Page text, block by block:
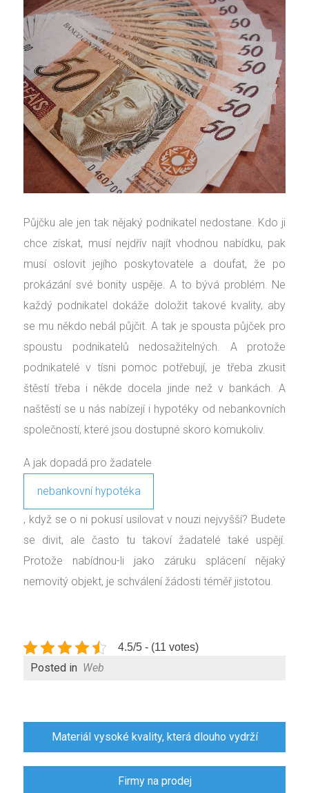
Půjčku ale jen tak nějaký podnikatel nedostane. Kdo ji
chce získat, musí nejdřív najít vhodnou nabídku, pak
musí oslovit jejího poskytovatele a doufat, že po
prokázání své bonity uspěje. A to bývá problém. Ne
každý podnikatel dokáže doložit takové kvality, aby
se mu někdo nebál půjčit. A tak je spousta půjček pro
spoustu podnikatelů nedosažitelných. A protože
podnikatelé v tísni pomoc potřebují, je třeba zkusit
štěstí třeba i někde docela jinde než v bankách. A
naštěstí se u nás nabízejí i hypotéky od nebankovních
společností, které jsou dostupné skoro komukoliv.
A jak dopadá pro žadatele
nebankovní hypotéka
, když se o ni pokusí usilovat v nouzi nejvyšší? Budete
se divit, ale často tu takoví žadatelé také uspějí.
Protože nabídnou-li jako záruku splácení nějaký
nemovitý objekt, je schválení žádosti téměř jistotou.
4.5/5 - (11 votes)
Posted in Web
Materiál vysoké kvality, která dlouho vydrží
Firmy na prodej